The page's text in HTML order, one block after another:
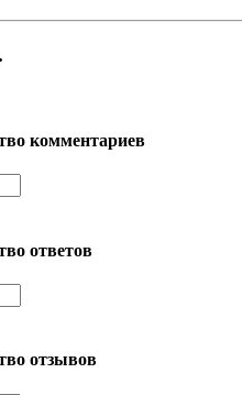
комментариев
ответов
отзывов